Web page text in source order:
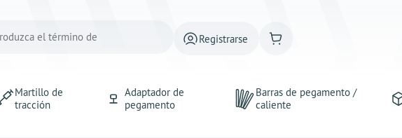
Registrarse
Martillo de
tracción
Adaptador de
pegamento
Barras de pegamento /
caliente